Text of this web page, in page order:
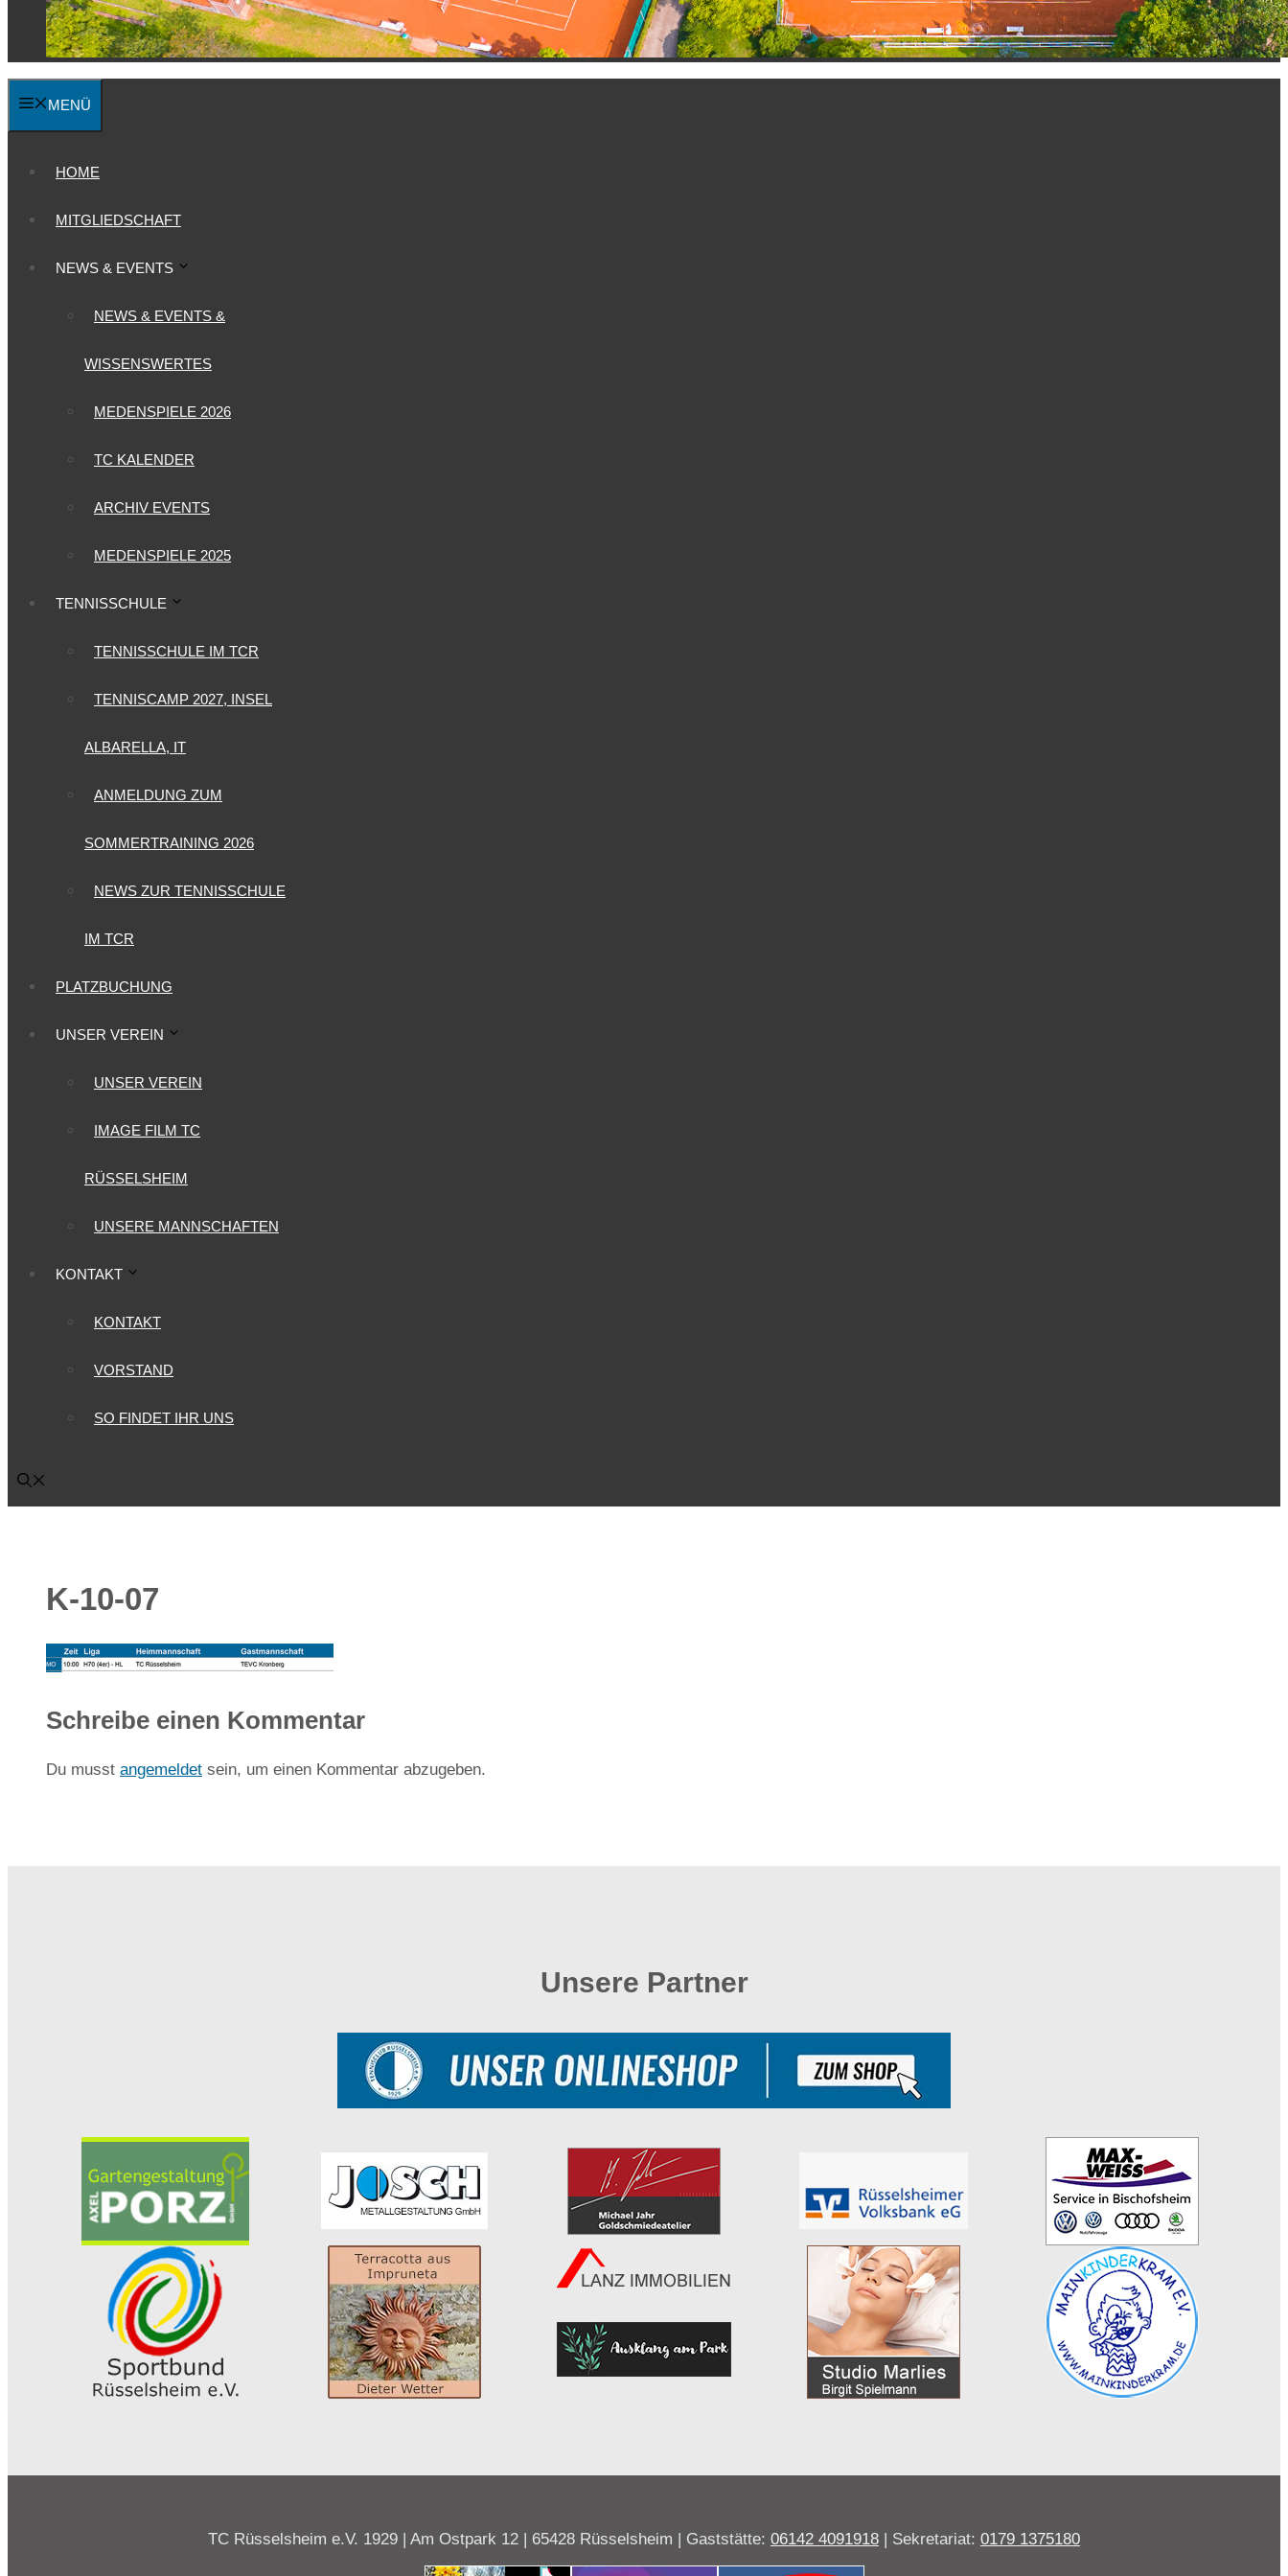
MENÜ
HOME
MITGLIEDSCHAFT
NEWS & EVENTS
NEWS & EVENTS &
WISSENSWERTES
MEDENSPIELE 2026
TC KALENDER
ARCHIV EVENTS
MEDENSPIELE 2025
TENNISSCHULE
TENNISSCHULE IM TCR
TENNISCAMP 2027, INSEL
ALBARELLA, IT
ANMELDUNG ZUM
SOMMERTRAINING 2026
NEWS ZUR TENNISSCHULE
IM TCR
PLATZBUCHUNG
UNSER VEREIN
UNSER VEREIN
IMAGE FILM TC
RÜSSELSHEIM
UNSERE MANNSCHAFTEN
KONTAKT
KONTAKT
VORSTAND
SO FINDET IHR UNS
K-10-07
Schreibe einen Kommentar
Du musst angemeldet sein, um einen Kommentar abzugeben.
Unsere Partner
TC Rüsselsheim e.V. 1929 | Am Ostpark 12 | 65428 Rüsselsheim | Gaststätte: 06142 4091918 | Sekretariat: 0179 1375180